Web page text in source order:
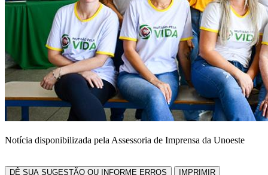
Notícia disponibilizada pela Assessoria de Imprensa da Unoeste
DÊ SUA SUGESTÃO OU INFORME ERROS IMPRIMIR